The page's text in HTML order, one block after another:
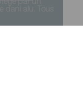
par un
dani alu. Tous